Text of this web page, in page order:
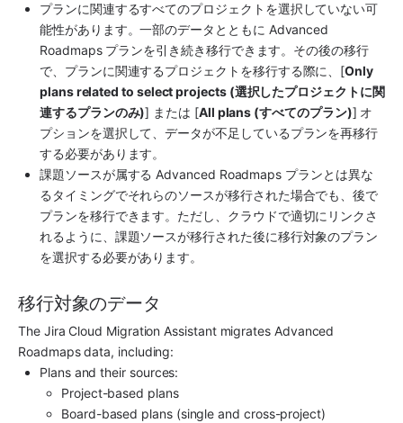
プランに関連するすべてのプロジェクトを選択していない可
能性があります。一部のデータとともに Advanced
Roadmaps プランを引き続き移行できます。その後の移行
で、プランに関連するプロジェクトを移行する際に、[Only
plans related to select projects (選択したプロジェクトに関
連するプランのみ)] または [All plans (すべてのプラン)] オ
プションを選択して、データが不足しているプランを再移行
する必要があります。
課題ソースが属する Advanced Roadmaps プランとは異な
るタイミングでそれらのソースが移行された場合でも、後で
プランを移行できます。ただし、クラウドで適切にリンクさ
れるように、課題ソースが移行された後に移行対象のプラン
を選択する必要があります。
移行対象のデータ
The Jira Cloud Migration Assistant migrates Advanced
Roadmaps data, including:
Plans and their sources:
Project-based plans
Board-based plans (single and cross-project)